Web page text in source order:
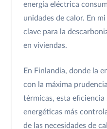
energía eléctrica
unidades de calor. En
clave para la
en viviendas.
En Finlandia, donde la
con la máxima
térmicas, esta
energéticas más
de las necesidades de